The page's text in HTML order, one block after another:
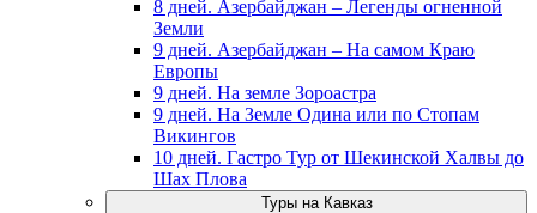
8 дней. Азербайджан – Легенды огненной
Земли
9 дней. Азербайджан – На самом Краю
Европы
9 дней. На земле Зороастра
9 дней. На Земле Одина или по Стопам
Викингов
10 дней. Гастро Тур от Шекинской Халвы до
Шах Плова
Туры на Кавказ